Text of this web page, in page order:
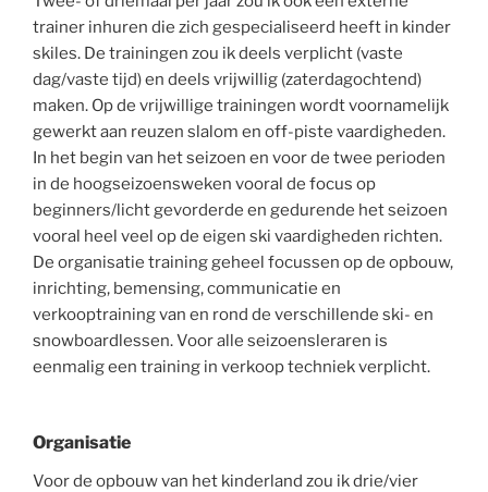
trainer inhuren die zich gespecialiseerd heeft in kinder
skiles. De trainingen zou ik deels verplicht (vaste
dag/vaste tijd) en deels vrijwillig (zaterdagochtend)
maken. Op de vrijwillige trainingen wordt voornamelijk
gewerkt aan reuzen slalom en off-piste vaardigheden.
In het begin van het seizoen en voor de twee perioden
in de hoogseizoensweken vooral de focus op
beginners/licht gevorderde en gedurende het seizoen
vooral heel veel op de eigen ski vaardigheden richten.
De organisatie training geheel focussen op de opbouw,
inrichting, bemensing, communicatie en
verkooptraining van en rond de verschillende ski- en
snowboardlessen. Voor alle seizoensleraren is
eenmalig een training in verkoop techniek verplicht.
Organisatie
Voor de opbouw van het kinderland zou ik drie/vier